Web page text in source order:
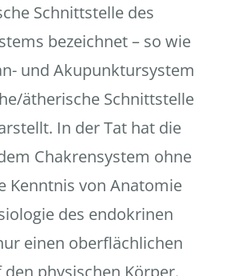
Schnittstelle des
bezeichnet – so wie
und Akupunktursystem
ätherische Schnittstelle
In der Tat hat die
Chakrensystem ohne
Kenntnis von Anatomie
des endokrinen
einen oberflächlichen
den physischen Körper.